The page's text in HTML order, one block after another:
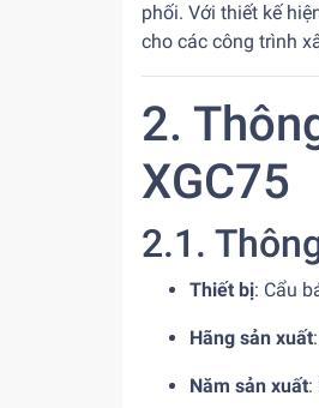
phối. Với thiết kế
cho các công trình
2.
XGC75
2.1.
Thiết bị: Cẩu
Hãng sản xuất
Năm sản xuất: